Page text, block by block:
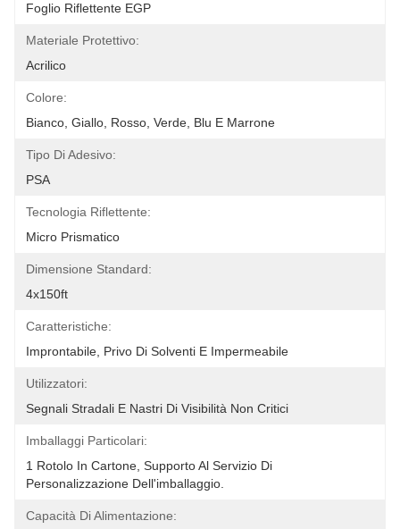
Foglio Riflettente EGP
Materiale Protettivo:
Acrilico
Colore:
Bianco, Giallo, Rosso, Verde, Blu E Marrone
Tipo Di Adesivo:
PSA
Tecnologia Riflettente:
Micro Prismatico
Dimensione Standard:
4x150ft
Caratteristiche:
Improntabile, Privo Di Solventi E Impermeabile
Utilizzatori:
Segnali Stradali E Nastri Di Visibilità Non Critici
Imballaggi Particolari:
1 Rotolo In Cartone, Supporto Al Servizio Di
Personalizzazione Dell'imballaggio.
Capacità Di Alimentazione: